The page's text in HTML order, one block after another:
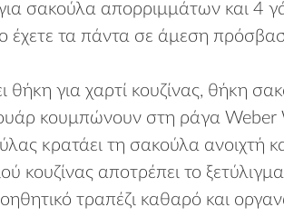
σακούλα απορριμμάτων και 4
έχετε τα πάντα σε άμεση
θήκη για χαρτί κουζίνας, θήκη
κουμπώνουν στη ράγα Weber
κρατάει τη σακούλα ανοιχτή
κουζίνας αποτρέπει το
τραπέζι καθαρό και